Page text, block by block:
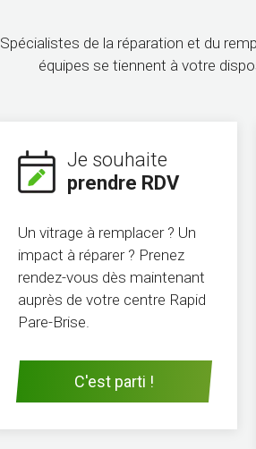
Spécialistes de la réparation et du
équipes se tiennent à votre
Je souhaite
prendre RDV
Un vitrage à remplacer ? Un
impact à réparer ? Prenez
rendez-vous dès maintenant
auprès de votre centre Rapid
Pare-Brise.
C'est parti !